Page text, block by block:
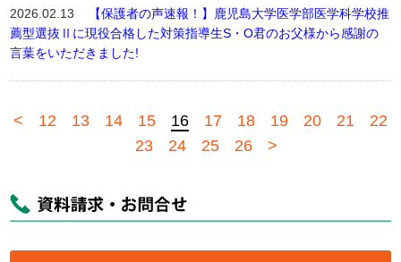
2026.02.13
【保護者の声速報！】鹿児島大学医学部医学科学校推
薦型選抜Ⅱに現役合格した対策指導生S・O君のお父様から感謝の
言葉をいただきました!
< 12 13 14 15 16 17 18 19 20 21
22
23
24 25 26 >